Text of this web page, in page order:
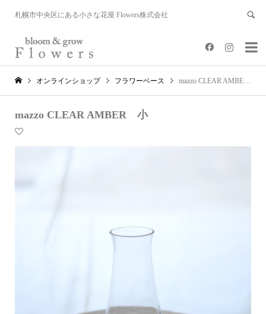
札幌市中央区にある小さな花屋 Flowers株式会社


オンラインショップ フラワーベース mazzo CLEAR AMBER 小
mazzo CLEAR AMBER 小